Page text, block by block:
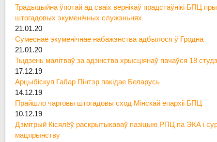
Традыцыйна ўпотай ад сваіх вернікаў прадстаўнікі БПЦ
штогадовых экуменічных служэньнях
21.01.20
Сумеснае экуменічнае набажэнства адбылося ў Гродна
21.01.20
Тыдзень малітваў за адзінства хрысціянаў пачаўся 18
17.12.19
Арцыбіскуп Габар Пінтэр пакідае Беларусь
14.12.19
Прайшло чарговы штогадовы сход Мінскай епархіі БПЦ
10.12.19
Дзмітрый Кісялёў раскрытыкаваў пазіцыю РПЦ па ЭКА і
мацярынству